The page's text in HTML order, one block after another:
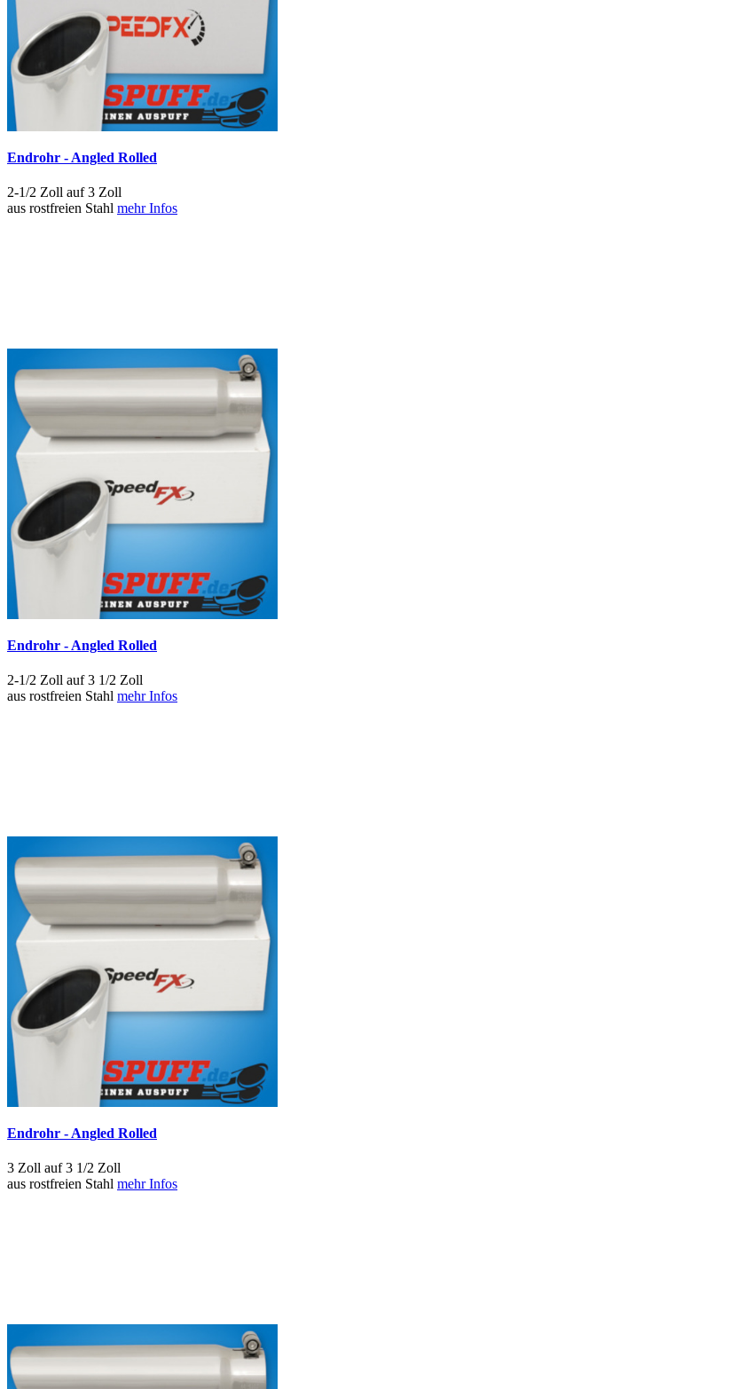
Endrohr - Angled Rolled
2-1/2 Zoll auf 3 Zoll
aus rostfreien Stahl mehr Infos
Endrohr - Angled Rolled
2-1/2 Zoll auf 3 1/2 Zoll
aus rostfreien Stahl mehr Infos
Endrohr - Angled Rolled
3 Zoll auf 3 1/2 Zoll
aus rostfreien Stahl mehr Infos